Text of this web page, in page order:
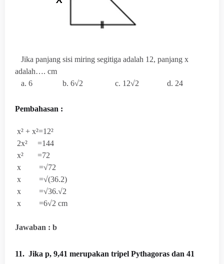
Jika panjang sisi miring segitiga adalah 12, panjang x
adalah…. cm
a. 6 b. 6√2 c. 12√2 d. 24
Pembahasan :
x² + x²=12²
2x² =144
x² =72
x =√72
x =√(36.2)
x =√36.√2
x =6√2 cm
Jawaban : b
11. Jika p, 9,41 merupakan tripel Pythagoras dan 41